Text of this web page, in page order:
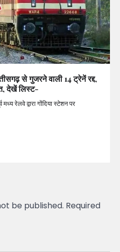
से गुजरने वाली 14 ट्रेनें रद्द,
देखें लिस्ट-
रेलवे द्वारा गोंदिया स्टेशन पर
be published. Required